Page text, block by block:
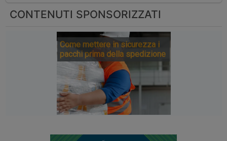
CONTENUTI SPONSORIZZATI
Come mettere in sicurezza i
pacchi prima della spedizione